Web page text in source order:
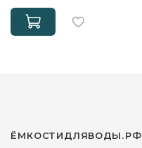
ЁМКОСТИДЛЯВОДЫ.РФ